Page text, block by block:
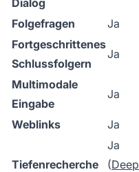
Dialog
Folgefragen Ja
Fortgeschrittenes
Schlussfolgern
Ja
Multimodale
Eingabe
Ja
Weblinks Ja
Tiefenrecherche
Ja
(Deep